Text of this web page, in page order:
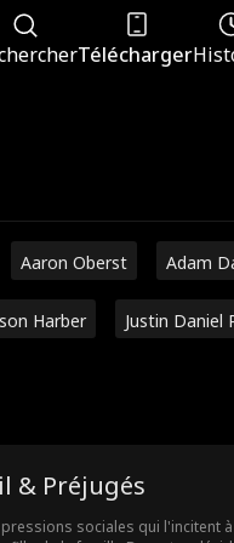
Télécharger
Aaron Oberst Adam
Harber Justin Daniel
& Préjugés
sociales qui l'incitent à